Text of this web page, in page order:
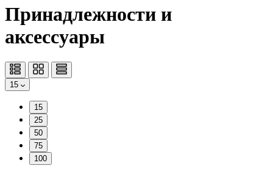
Принадлежности и
аксессуары
15
15
25
50
75
100